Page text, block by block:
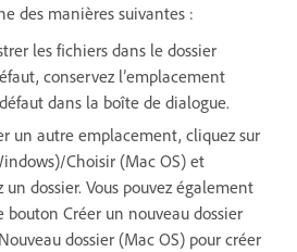
des manières suivantes :
les fichiers dans le dossier
conservez l’emplacement
dans la boîte de dialogue.
un autre emplacement, cliquez sur
Choisir (Mac OS) et
dossier. Vous pouvez également
bouton Créer un nouveau dossier
dossier (Mac OS) pour créer